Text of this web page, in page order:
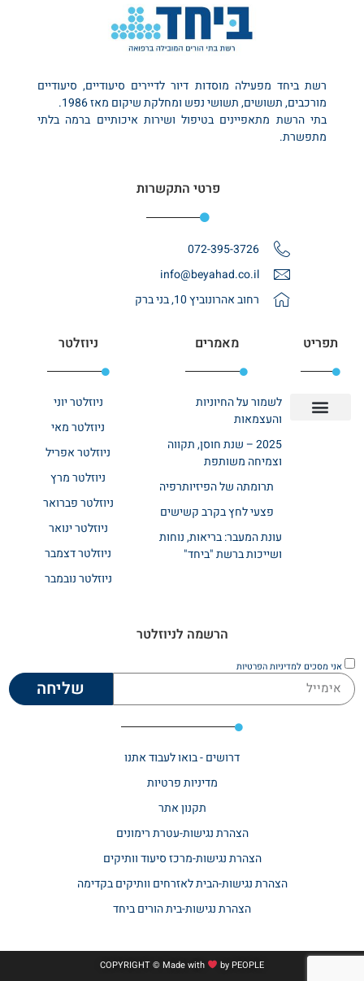
רשת ביחד מפעילה מוסדות דיור לדיירים סיעודיים, סיעודיים
מורכבים, תשושים, תשושי נפש ומחלקת שיקום מאז 1986.
בתי הרשת מתאפיינים בטיפול ושירות איכותיים ברמה בלתי
מתפשרת.
פרטי התקשרות
072-395-3726
info@beyahad.co.il
רחוב אהרונוביץ 10, בני ברק
תפריט מאמרים
לשמור על החיוניות
והעצמאות
2025 – שנת חוסן, תקווה
וצמיחה משותפת
תרומתה של הפיזיותרפיה
פצעי לחץ בקרב קשישים
עונת המעבר: בריאות, נוחות
ושייכות ברשת "ביחד"
ניוזלטר
ניוזלטר יוני
ניוזלטר מאי
ניוזלטר אפריל
ניוזלטר מרץ
ניוזלטר פברואר
ניוזלטר ינואר
ניוזלטר דצמבר
ניוזלטר נובמבר
הרשמה לניוזלטר
אני מסכים למדיניות הפרטיות
שליחה
דרושים - בואו לעבוד אתנו
מדיניות פרטיות
תקנון אתר​
הצהרת נגישות-עטרת רימונים
הצהרת נגישות-מרכז סיעוד וותיקים
הצהרת נגישות-הבית לאזרחים וותיקים בקדימה
הצהרת נגישות-בית הורים ביחד
COPYRIGHT © Made with by PEOPLE